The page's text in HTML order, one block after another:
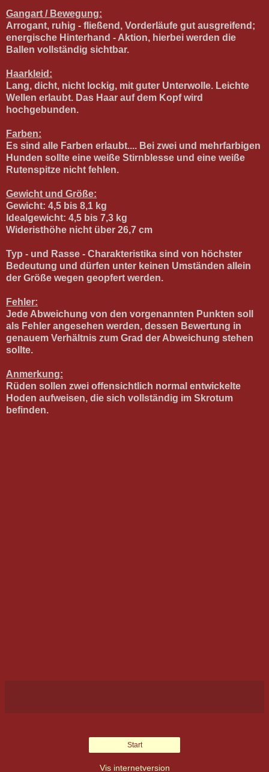
Gangart / Bewegung:
Arrogant, ruhig - fließend, Vorderläufe gut ausgreifend;
energische Hinterhand - Aktion, hierbei werden die
Ballen vollständig sichtbar.
Haarkleid:
Lang, dicht, nicht lockig, mit guter Unterwolle. Leichte
Wellen erlaubt. Das Haar auf dem Kopf wird
hochgebunden.
Farben:
Es sind alle Farben erlaubt.... Bei zwei und mehrfarbigen
Hunden sollte eine weiße Stirnblesse und eine weiße
Rutenspitze nicht fehlen.
Gewicht und Größe:
Gewicht: 4,5 bis 8,1 kg
Idealgewicht: 4,5 bis 7,3 kg
Wideristhöhe nicht über 26,7 cm
Typ - und Rasse - Charakteristika sind von höchster
Bedeutung und dürfen unter keinen Umständen allein
der Größe wegen geopfert werden.
Fehler:
Jede Abweichung von den vorgenannten Punkten soll
als Fehler angesehen werden, dessen Bewertung in
genauem Verhältnis zum Grad der Abweichung stehen
sollte.
Anmerkung:
Rüden sollen zwei offensichtlich normal entwickelte
Hoden aufweisen, die sich vollständig im Skrotum
befinden.
Start
Vis internetversion